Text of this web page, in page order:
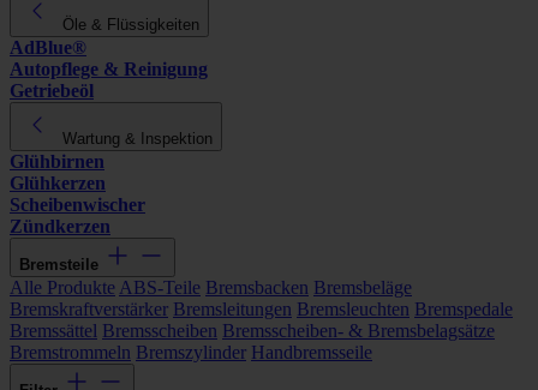
Öle & Flüssigkeiten
AdBlue®
Autopflege & Reinigung
Getriebeöl
Wartung & Inspektion
Glühbirnen
Glühkerzen
Scheibenwischer
Zündkerzen
Bremsteile
Alle Produkte ABS-Teile Bremsbacken Bremsbeläge
Bremskraftverstärker Bremsleitungen Bremsleuchten Bremspedale
Bremssättel Bremsscheiben Bremsscheiben- & Bremsbelagsätze
Bremstrommeln Bremszylinder Handbremsseile